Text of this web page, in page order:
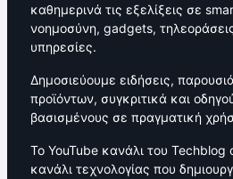
καθημερινά τις εξελίξεις σε
νοημοσύνη, gadgets,
υπηρεσίες.
Δημοσιεύουμε ειδήσεις,
προϊόντων, συγκριτικά και
βασισμένους σε πραγματική
Το YouTube κανάλι του
κανάλι τεχνολογίας που